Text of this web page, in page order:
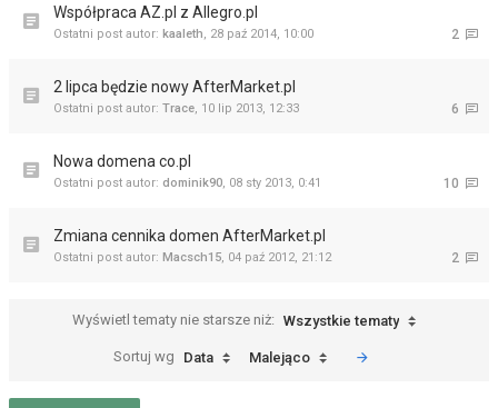
Współpraca AZ.pl z Allegro.pl
2
Ostatni post autor: kaaleth, 28 paź 2014, 10:00
2 lipca będzie nowy AfterMarket.pl
6
Ostatni post autor: Trace, 10 lip 2013, 12:33
Nowa domena co.pl
10
Ostatni post autor: dominik90, 08 sty 2013, 0:41
Zmiana cennika domen AfterMarket.pl
2
Ostatni post autor: Macsch15, 04 paź 2012, 21:12
Wyświetl tematy nie starsze niż: Wszystkie tematy
Sortuj wg Data Malejąco